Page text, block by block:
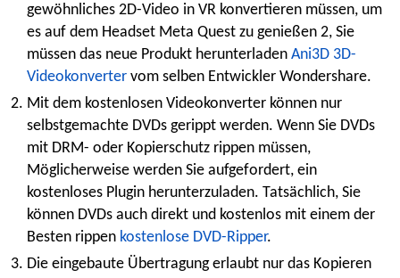
gewöhnliches 2D-Video in VR konvertieren müssen, um
es auf dem Headset Meta Quest zu genießen 2, Sie
müssen das neue Produkt herunterladen Ani3D 3D-
Videokonverter vom selben Entwickler Wondershare.
Mit dem kostenlosen Videokonverter können nur
selbstgemachte DVDs gerippt werden. Wenn Sie DVDs
mit DRM- oder Kopierschutz rippen müssen,
Möglicherweise werden Sie aufgefordert, ein
kostenloses Plugin herunterzuladen. Tatsächlich, Sie
können DVDs auch direkt und kostenlos mit einem der
Besten rippen kostenlose DVD-Ripper.
Die eingebaute Übertragung erlaubt nur das Kopieren